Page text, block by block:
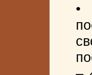
•